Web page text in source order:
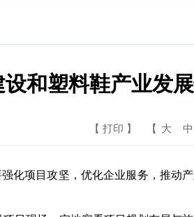
和塑料鞋产业发
【 打印 】 【 大 中
项目攻坚，优化企业服务，推动